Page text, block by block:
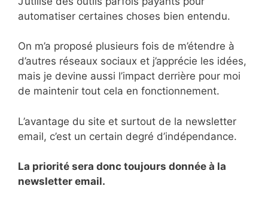
automatiser certaines choses bien entendu.
On m’a proposé plusieurs fois de m’étendre à
d’autres réseaux sociaux et j’apprécie les idées,
mais je devine aussi l’impact derrière pour moi
de maintenir tout cela en fonctionnement.
L’avantage du site et surtout de la newsletter
email, c’est un certain degré d’indépendance.
La priorité sera donc toujours donnée à la
newsletter email.